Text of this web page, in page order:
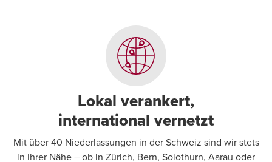
Lokal verankert,
international vernetzt
Mit über 40 Niederlassungen in der Schweiz sind wir stets
in Ihrer Nähe – ob in Zürich, Bern, Solothurn, Aarau oder